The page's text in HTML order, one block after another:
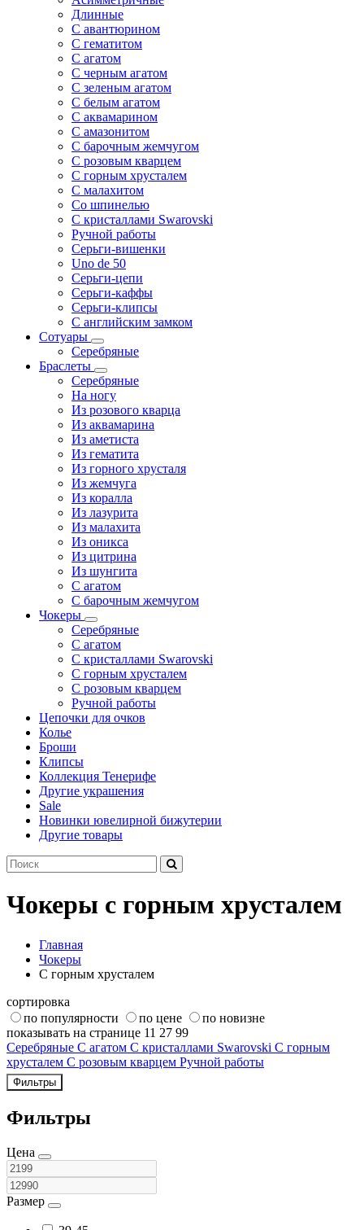
Длинные
С авантюрином
С гематитом
С агатом
С черным агатом
С зеленым агатом
С белым агатом
С аквамарином
С амазонитом
С барочным жемчугом
С розовым кварцем
С горным хрусталем
С малахитом
Со шпинелью
С кристаллами Swarovski
Ручной работы
Серьги-вишенки
Uno de 50
Серьги-цепи
Серьги-каффы
Серьги-клипсы
С английским замком
Сотуары
Серебряные
Браслеты
Серебряные
На ногу
Из розового кварца
Из аквамарина
Из аметиста
Из гематита
Из горного хрусталя
Из жемчуга
Из коралла
Из лазурита
Из малахита
Из оникса
Из цитрина
Из шунгита
С агатом
С барочным жемчугом
Чокеры
Серебряные
С агатом
С кристаллами Swarovski
С горным хрусталем
С розовым кварцем
Ручной работы
Цепочки для очков
Колье
Броши
Клипсы
Коллекция Тенерифе
Другие украшения
Sale
Новинки ювелирной бижутерии
Другие товары
Чокеры с горным хрусталем
Главная
Чокеры
С горным хрусталем
сортировка
по популярности
по цене
по новизне
показывать на странице 11 27 99
Серебряные С агатом С кристаллами Swarovski С горным
хрусталем С розовым кварцем Ручной работы
Фильтры
Фильтры
Цена
Размер